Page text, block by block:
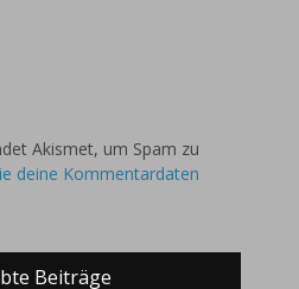
Akismet, um Spam zu
deine Kommentardaten
Beiträge